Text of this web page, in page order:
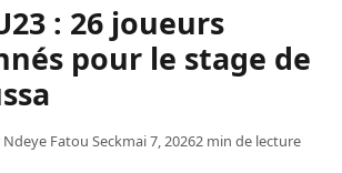
: 26 joueurs
pour le stage de
Ndeye Fatou Seckmai 7, 20262 min de lecture